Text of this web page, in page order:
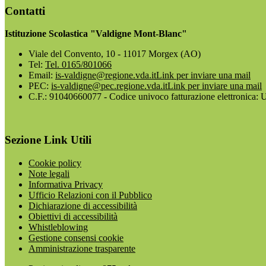
Contatti
Istituzione Scolastica "Valdigne Mont-Blanc"
Viale del Convento, 10 - 11017 Morgex (AO)
Tel: Tel. 0165/801066
Email: is-valdigne@regione.vda.itLink per inviare una mail
PEC: is-valdigne@pec.regione.vda.itLink per inviare una mail
C.F.: 91040660077 - Codice univoco fatturazione elettronica:
Sezione Link Utili
Cookie policy
Note legali
Informativa Privacy
Ufficio Relazioni con il Pubblico
Dichiarazione di accessibilità
Obiettivi di accessibilità
Whistleblowing
Gestione consensi cookie
Amministrazione trasparente